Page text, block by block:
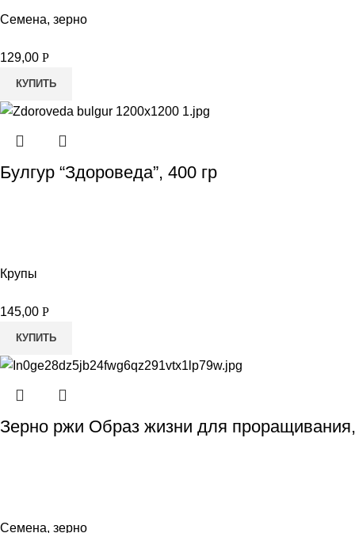
Семена, зерно
129,00 Р
КУПИТЬ
Булгур “Здороведа”, 400 гр
Крупы
145,00 Р
КУПИТЬ
Зерно ржи Образ жизни для
Семена, зерно